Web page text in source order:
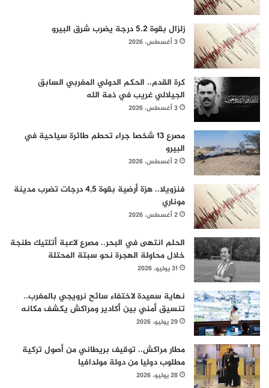
زلزال بقوة 5.2 درجة يضرب شرق البيرو
3 أغسطس، 2026
كرة القدم.. الحكم الدولي المغربي السابق
الجيلالي غريب في ذمة الله
3 أغسطس، 2026
مصرع 13 شخصا جراء تحطم طائرة سياحية في
البيرو
2 أغسطس، 2026
فنزويلا.. هزة أرضية بقوة 4,5 درجات تضرب مدينة
موناري
2 أغسطس، 2026
الحلم انتهى في البحر.. مصرع لاعبة أتلتيك طنجة
خلال محاولة الهجرة نحو سبتة المحتلة
31 يوليو، 2026
نهاية سعيدة لاختفاء سائح نرويجي بالمغرب..
تنسيق أمني بين أكادير ومراكش يكشف مكانه
29 يوليو، 2026
مطار مراكش.. توقيف بريطاني من أصول تركية
مطلوب دوليا من دولة مولدافيا
28 يوليو، 2026